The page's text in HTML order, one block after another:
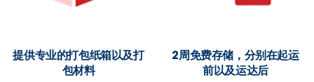
提供专业的打包纸箱以及打
包材料
2周免费存储，分别在起运
前以及运达后